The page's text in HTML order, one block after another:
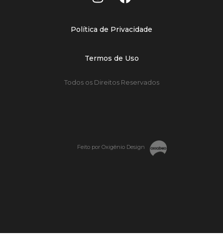
Política de Privacidade
Termos de Uso
Todos os Direitos Reservados
Feito por Oxigênio Design